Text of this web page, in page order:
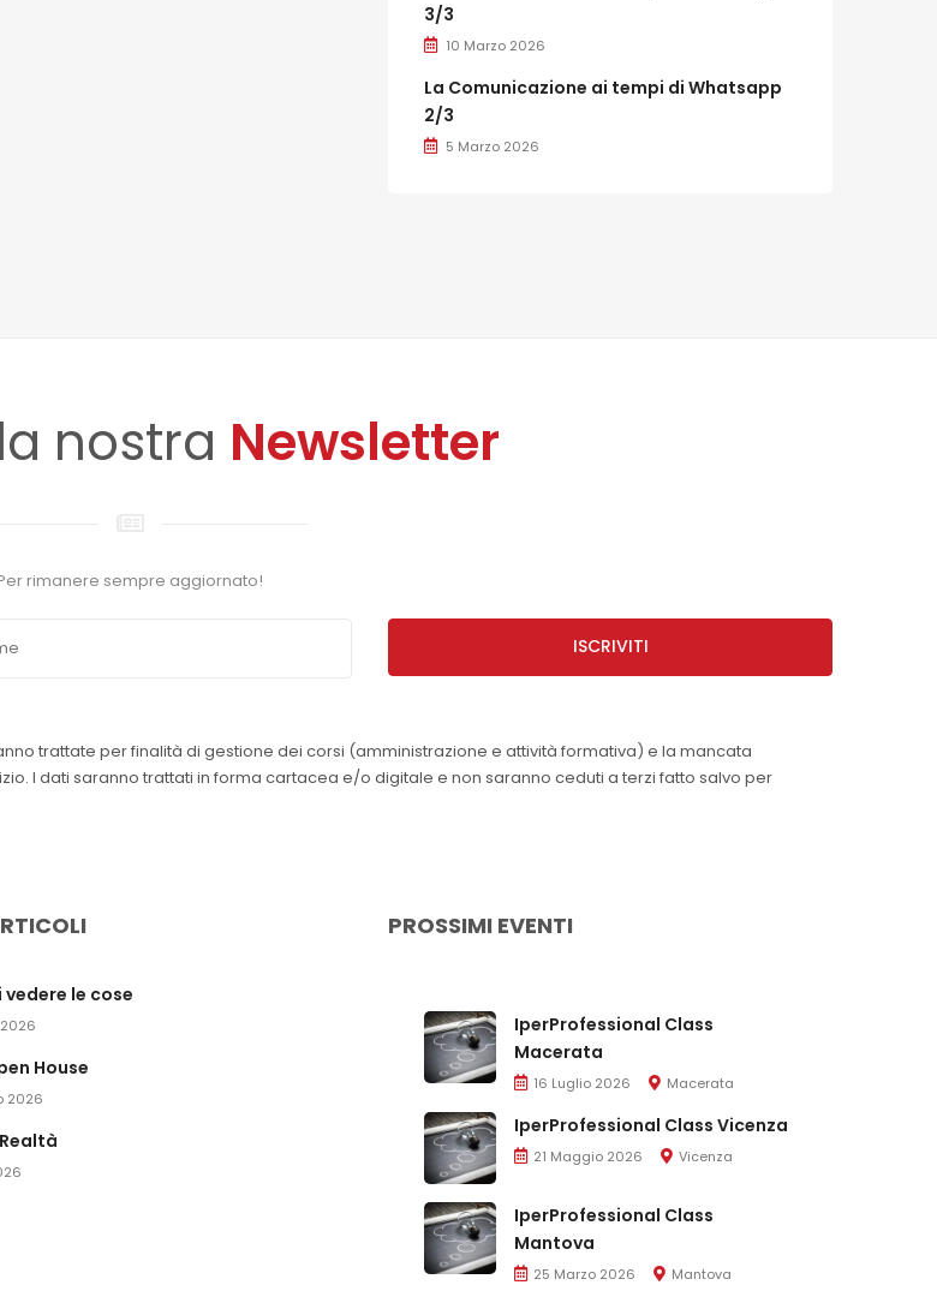
3/3
10 Marzo 2026
La Comunicazione ai tempi di Whatsapp
2/3
5 Marzo 2026
nostra Newsletter
rimanere sempre aggiornato!
ISCRIVITI
trattate per finalità di gestione dei corsi (amministrazione e attività formativa) e la mancata
I dati saranno trattati in forma cartacea e/o digitale e non saranno ceduti a terzi fatto salvo per
le cose
House
2026
PROSSIMI EVENTI
IperProfessional Class
Macerata
16 Luglio 2026 Macerata
IperProfessional Class Vicenza
21 Maggio 2026 Vicenza
IperProfessional Class
Mantova
25 Marzo 2026 Mantova